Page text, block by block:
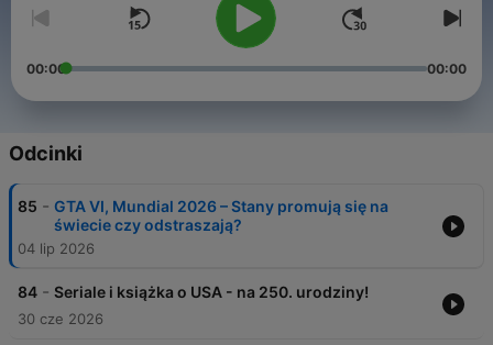
00:00 00:00
Odcinki
85 - GTA VI, Mundial 2026 – Stany promują się na
świecie czy odstraszają?
04 lip 2026
84 - Seriale i książka o USA - na 250. urodziny!
30 cze 2026